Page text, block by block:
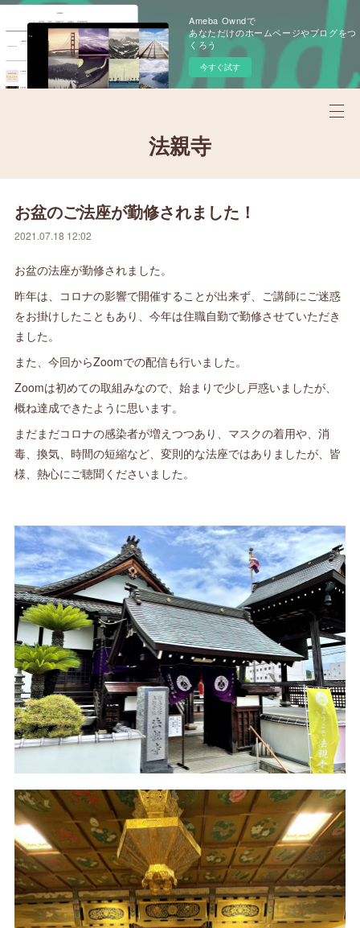
Ameba Owndで
あなただけのホームページやブログをつ
くろう
今すぐ試す
法親寺
お盆のご法座が勤修されました！
2021.07.18 12:02
お盆の法座が勤修されました。
昨年は、コロナの影響で開催することが出来ず、ご講師にご迷惑
をお掛けしたこともあり、今年は住職自勤で勤修させていただき
ました。
また、今回からZoomでの配信も行いました。
Zoomは初めての取組みなので、始まりで少し戸惑いましたが、
概ね達成できたように思います。
まだまだコロナの感染者が増えつつあり、マスクの着用や、消
毒、換気、時間の短縮など、変則的な法座ではありましたが、皆
様、熱心にご聴聞くださいました。